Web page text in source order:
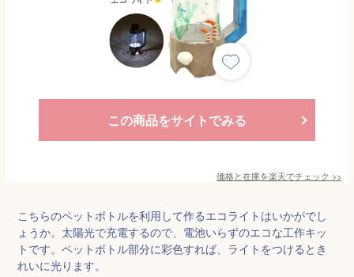
この商品をサイトでみる
価格と在庫を楽天でチェック >>
こちらのペットボトルを利用して作るエコライトはいかがでし
ょうか。太陽光で充電するので、電池いらずのエコな工作キッ
トです。ペットボトル部分に彩色すれば、ライトをつけるとき
れいに光ります。